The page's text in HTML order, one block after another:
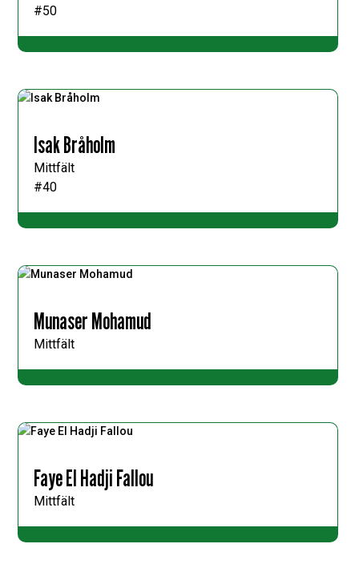
#50
Isak Bråholm
Mittfält
#40
Munaser Mohamud
Mittfält
Faye El Hadji Fallou
Mittfält